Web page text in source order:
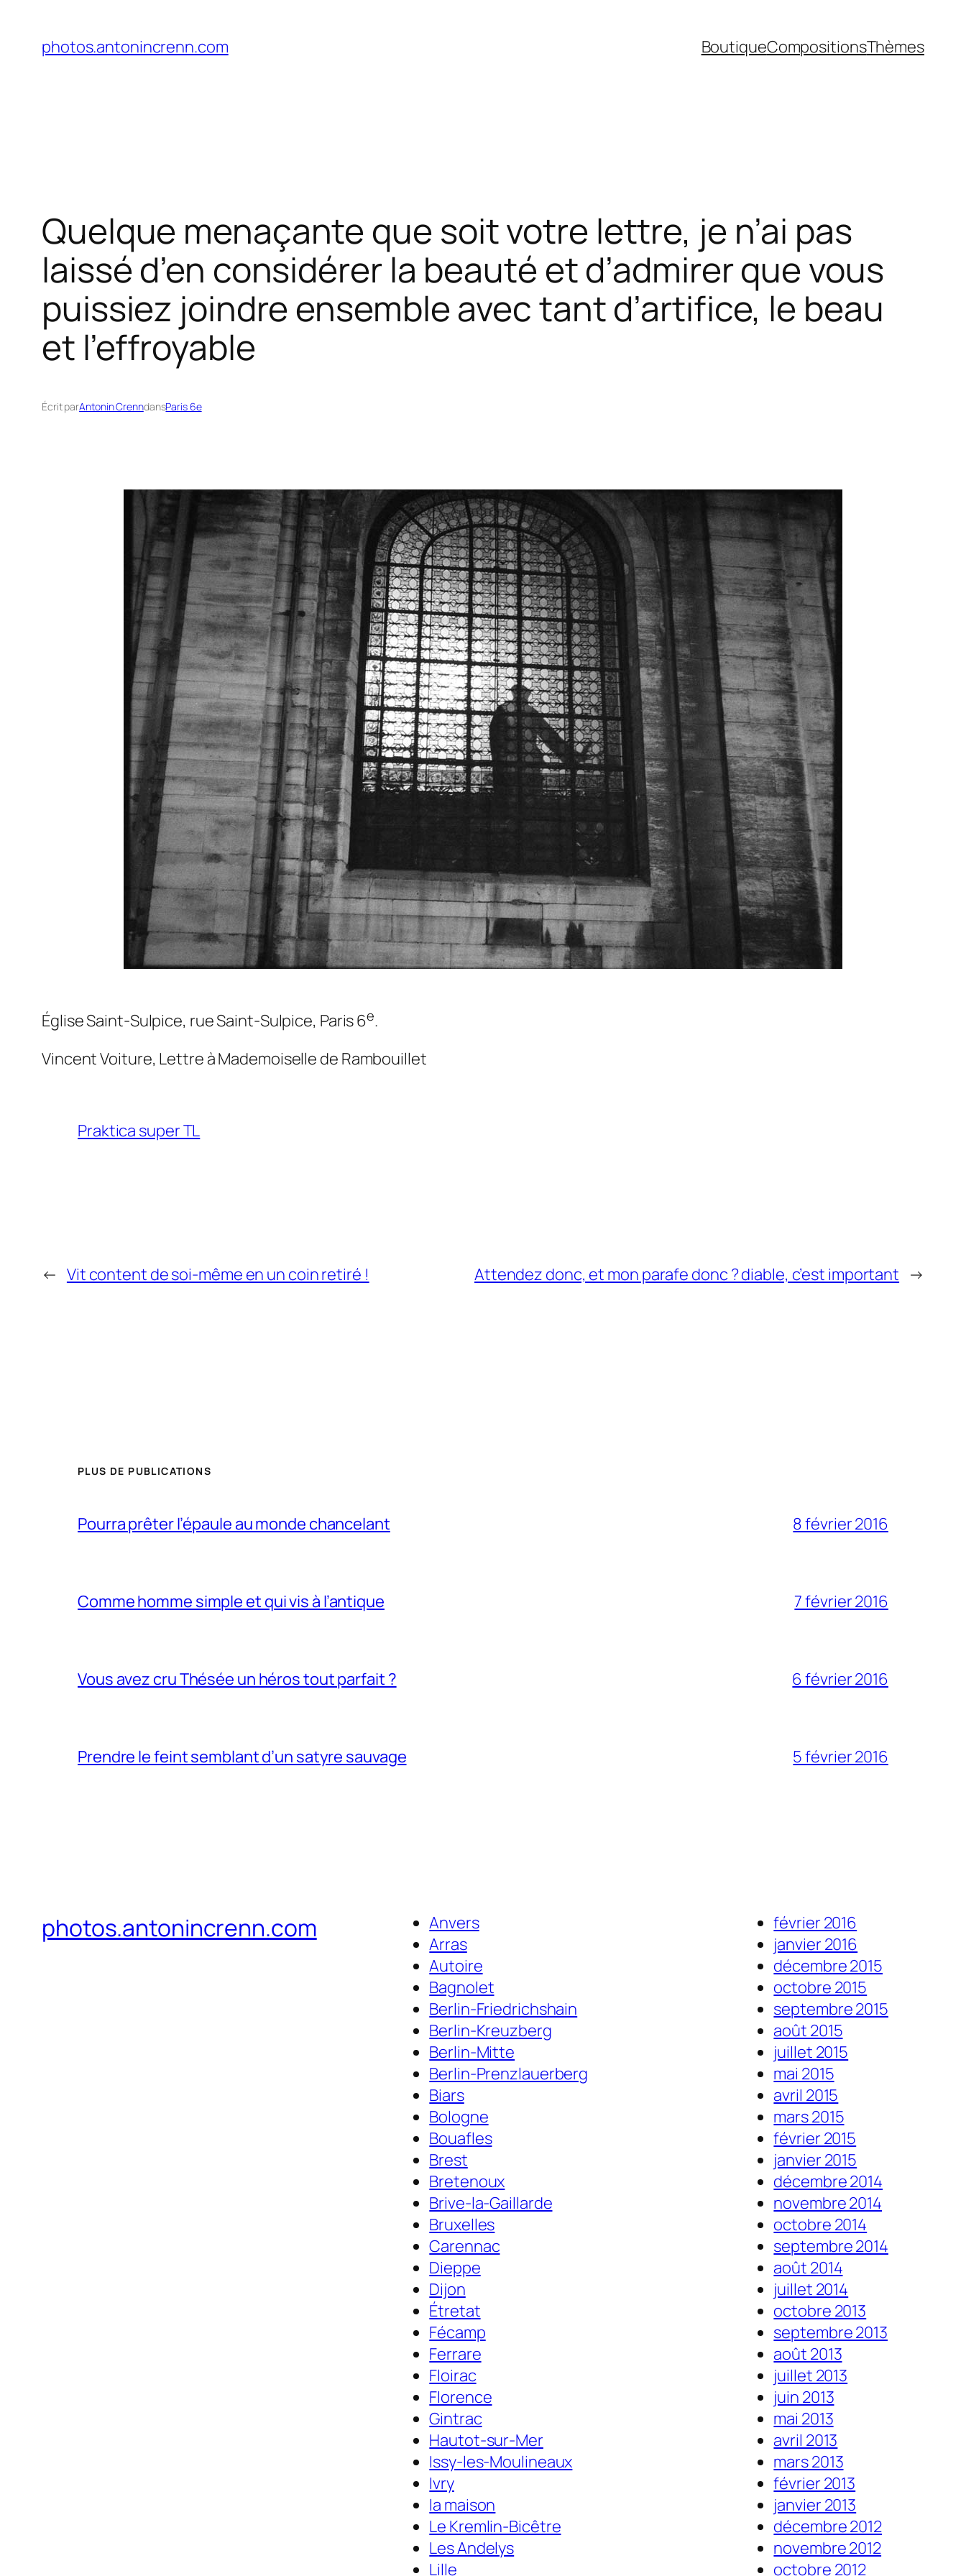
contenu
photos.antonincrenn.com BoutiqueCompositionsThèmes
Quelque menaçante que soit votre lettre, je n’ai pas
laissé d’en considérer la beauté et d’admirer que vous
puissiez joindre ensemble avec tant d’artifice, le beau
et l’effroyable
Écrit parAntonin CrenndansParis 6e
Église Saint-Sulpice, rue Saint-Sulpice, Paris 6e.
Vincent Voiture, Lettre à Mademoiselle de Rambouillet
Praktica super TL
← Vit content de soi-même en un coin retiré ! Attendez donc, et mon parafe donc ? diable, c’est important →
PLUS DE PUBLICATIONS
Pourra prêter l’épaule au monde chancelant 8 février 2016
Comme homme simple et qui vis à l’antique 7 février 2016
Vous avez cru Thésée un héros tout parfait ? 6 février 2016
Prendre le feint semblant d’un satyre sauvage 5 février 2016
photos.antonincrenn.com
Anvers
Arras
Autoire
Bagnolet
Berlin-Friedrichshain
Berlin-Kreuzberg
Berlin-Mitte
Berlin-Prenzlauerberg
Biars
Bologne
Bouafles
Brest
Bretenoux
Brive-la-Gaillarde
Bruxelles
Carennac
Dieppe
Dijon
Étretat
Fécamp
Ferrare
Floirac
Florence
Gintrac
Hautot-sur-Mer
Issy-les-Moulineaux
Ivry
la maison
Le Kremlin-Bicêtre
Les Andelys
Lille
février 2016
janvier 2016
décembre 2015
octobre 2015
septembre 2015
août 2015
juillet 2015
mai 2015
avril 2015
mars 2015
février 2015
janvier 2015
décembre 2014
novembre 2014
octobre 2014
septembre 2014
août 2014
juillet 2014
octobre 2013
septembre 2013
août 2013
juillet 2013
juin 2013
mai 2013
avril 2013
mars 2013
février 2013
janvier 2013
décembre 2012
novembre 2012
octobre 2012